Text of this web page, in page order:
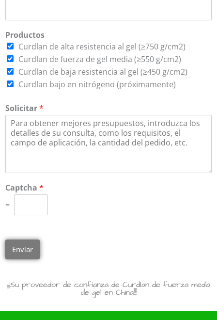
Productos
Curdlan de alta resistencia al gel (≥750 g/cm2)
Curdlan de fuerza de gel media (≥550 g/cm2)
Curdlan de baja resistencia al gel (≥450 g/cm2)
Curdlan bajo en nitrógeno (próximamente)
Solicitar*
Captcha *
=
Enviar
¡¡¡Su proveedor de confianza de Curdlan de fuerza media
de gel en China!!!